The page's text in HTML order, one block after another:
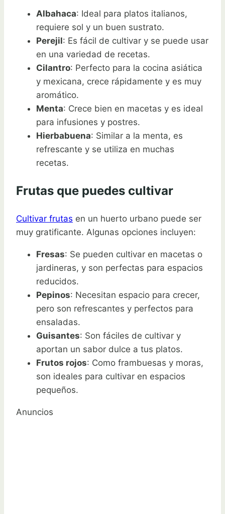
Albahaca: Ideal para platos italianos,
requiere sol y un buen sustrato.
Perejil: Es fácil de cultivar y se puede usar
en una variedad de recetas.
Cilantro: Perfecto para la cocina asiática
y mexicana, crece rápidamente y es muy
aromático.
Menta: Crece bien en macetas y es ideal
para infusiones y postres.
Hierbabuena: Similar a la menta, es
refrescante y se utiliza en muchas
recetas.
Frutas que puedes cultivar
Cultivar frutas en un huerto urbano puede ser
muy gratificante. Algunas opciones incluyen:
Fresas: Se pueden cultivar en macetas o
jardineras, y son perfectas para espacios
reducidos.
Pepinos: Necesitan espacio para crecer,
pero son refrescantes y perfectos para
ensaladas.
Guisantes: Son fáciles de cultivar y
aportan un sabor dulce a tus platos.
Frutos rojos: Como frambuesas y moras,
son ideales para cultivar en espacios
pequeños.
Anuncios